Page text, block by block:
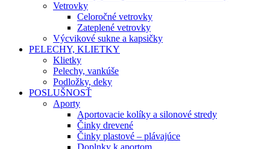
Vetrovky
Celoročné vetrovky
Zateplené vetrovky
Výcvikové sukne a kapsičky
PELECHY, KLIETKY
Klietky
Pelechy, vankúše
Podložky, deky
POSLUŠNOSŤ
Aporty
Aportovacie kolíky a silonové stredy
Činky drevené
Činky plastové – plávajúce
Doplnky k aportom